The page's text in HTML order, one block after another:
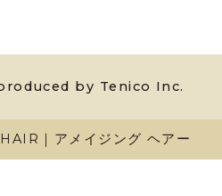
by Tenico Inc.
｜アメイジング ヘアー